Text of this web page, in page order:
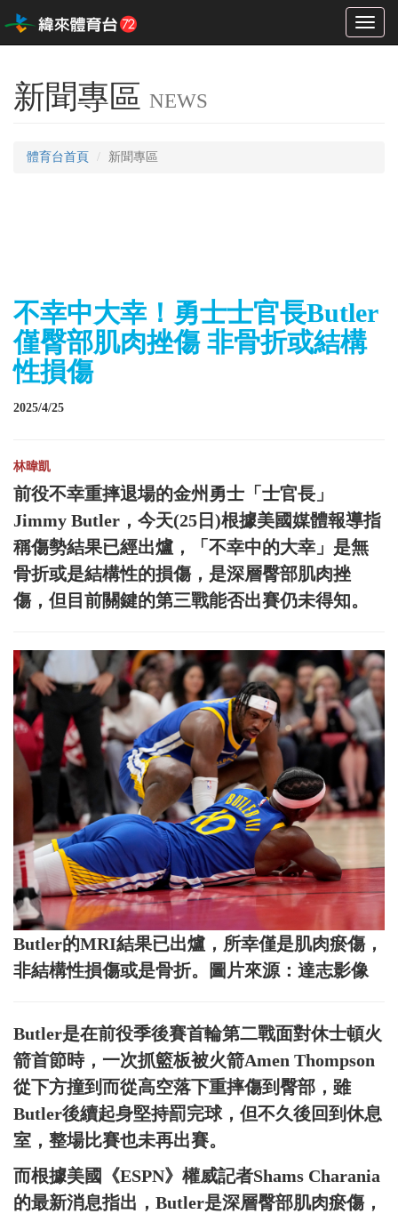
Toggle
新聞專區 NEWS
體育台首頁 新聞專區
不幸中大幸！勇士士官長Butler
僅臀部肌肉挫傷 非骨折或結構
性損傷
2025/4/25
林暐凱
前役不幸重摔退場的金州勇士「士官長」
Jimmy Butler，今天(25日)根據美國媒體報導指
稱傷勢結果已經出爐，「不幸中的大幸」是無
骨折或是結構性的損傷，是深層臀部肌肉挫
傷，但目前關鍵的第三戰能否出賽仍未得知。
Butler的MRI結果已出爐，所幸僅是肌肉瘀傷，
非結構性損傷或是骨折。圖片來源：達志影像
Butler是在前役季後賽首輪第二戰面對休士頓火
箭首節時，一次抓籃板被火箭Amen Thompson
從下方撞到而從高空落下重摔傷到臀部，雖
Butler後續起身堅持罰完球，但不久後回到休息
室，整場比賽也未再出賽。
而根據美國《ESPN》權威記者Shams Charania
的最新消息指出，Butler是深層臀部肌肉瘀傷，